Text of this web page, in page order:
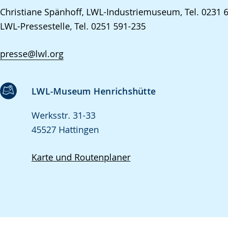
Christiane Spänhoff, LWL-Industriemuseum, Tel. 0231
LWL-Pressestelle, Tel. 0251 591-235
presse@lwl.org
LWL-Museum Henrichshütte
Werksstr. 31-33
45527 Hattingen
Karte und Routenplaner